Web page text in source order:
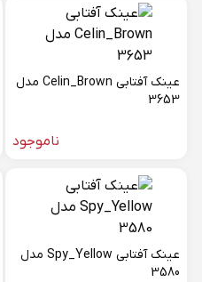
عینک آفتابی Celin_Brown مدل
3653
ناموجود
عینک آفتابی Spy_Yellow مدل
3580